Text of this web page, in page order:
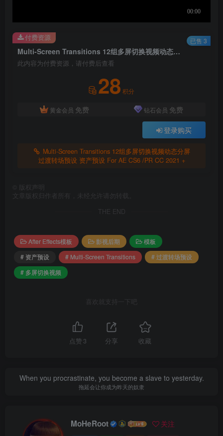
Multi-Screen Transitions 12组多屏切换视频动态分屏过渡转场预设 资产预设 For AE CS6 /PR CC 2021 +
此内容为付费资源，请付费后查看
28 积分
黄金会员 免费 钻石会员 免费
登录购买
Multi-Screen Transitions 12组多屏切换视频动态分屏
过渡转场预设 资产预设 For AE CS6 /PR CC 2021 +
付费资源 已售 3
版权声明
文章版权归作者所有，未经允许请勿转载。
THE END
After Effects模板 影视后期
模板
# 资产预设
# Multi-Screen Transitions
# 过渡转场预设
# 多屏切换视频
喜欢就支持一下吧
点赞 3 分享 收藏
When you procrastinate, you become a slave to yesterday.
拖延会让你成为昨天的奴隶
MoHeRoot 关注